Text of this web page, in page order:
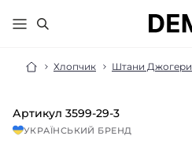
Хлопчик Штани Джогери
Артикул 3599-29-3
УКРАЇНСЬКИЙ БРЕНД
МАЛЮКАМ